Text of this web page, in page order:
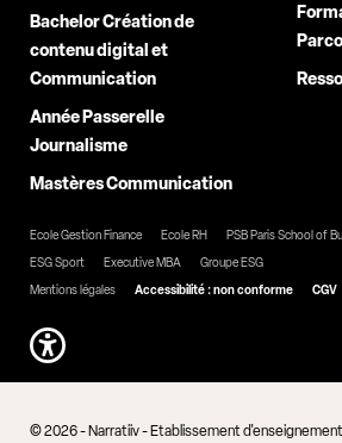
Bachelor Création de
contenu digital et
Communication
Année Passerelle
Journalisme
Mastères Communication
Ecole Gestion Finance Ecole RH PSB Paris School of
ESG Sport
Executive MBA
Groupe ESG
Mentions légales
Accessibilité : non conforme CGV
© 2026 - Narratiiv - Etablissement